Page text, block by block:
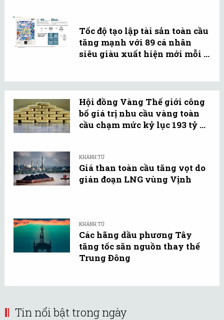
Tốc độ tạo lập tài sản toàn cầu
tăng mạnh với 89 cá nhân
siêu giàu xuất hiện mới mỗi ...
Hội đồng Vàng Thế giới công
bố giá trị nhu cầu vàng toàn
cầu chạm mức kỷ lục 193 tỷ ...
KHÁNH TÚ
Giá than toàn cầu tăng vọt do
gián đoạn LNG vùng Vịnh
KHÁNH TÚ
Các hãng dầu phương Tây
tăng tốc săn nguồn thay thế
Trung Đông
Tin nổi bật trong ngày